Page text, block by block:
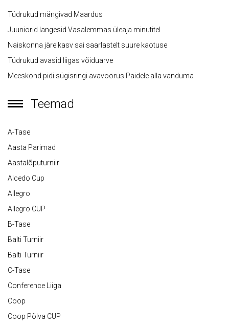
Tüdrukud mängivad Maardus
Juuniorid langesid Vasalemmas üleaja minutitel
Naiskonna järelkasv sai saarlastelt suure kaotuse
Tüdrukud avasid liigas võiduarve
Meeskond pidi sügisringi avavoorus Paidele alla vanduma
Teemad
A-Tase
Aasta Parimad
Aastalõputurniir
Alcedo Cup
Allegro
Allegro CUP
B-Tase
Balti Turniir
Balti Turniir
C-Tase
Conference Liiga
Coop
Coop Põlva CUP